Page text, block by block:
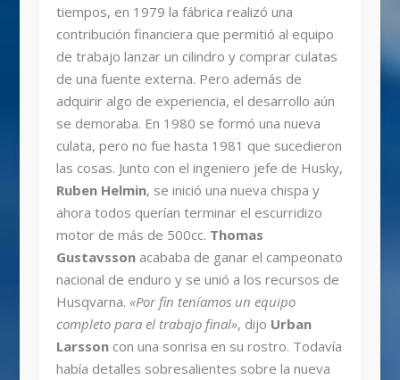
tiempos, en 1979 la fábrica realizó una
contribución financiera que permitió al equipo
de trabajo lanzar un cilindro y comprar culatas
de una fuente externa. Pero además de
adquirir algo de experiencia, el desarrollo aún
se demoraba. En 1980 se formó una nueva
culata, pero no fue hasta 1981 que sucedieron
las cosas. Junto con el ingeniero jefe de Husky,
Ruben Helmin, se inició una nueva chispa y
ahora todos querían terminar el escurridizo
motor de más de 500cc. Thomas
Gustavsson acababa de ganar el campeonato
nacional de enduro y se unió a los recursos de
Husqvarna. «Por fin teníamos un equipo
completo para el trabajo final», dijo Urban
Larssoncon una sonrisa en su rostro. Todavía
había detalles sobresalientes sobre la nueva